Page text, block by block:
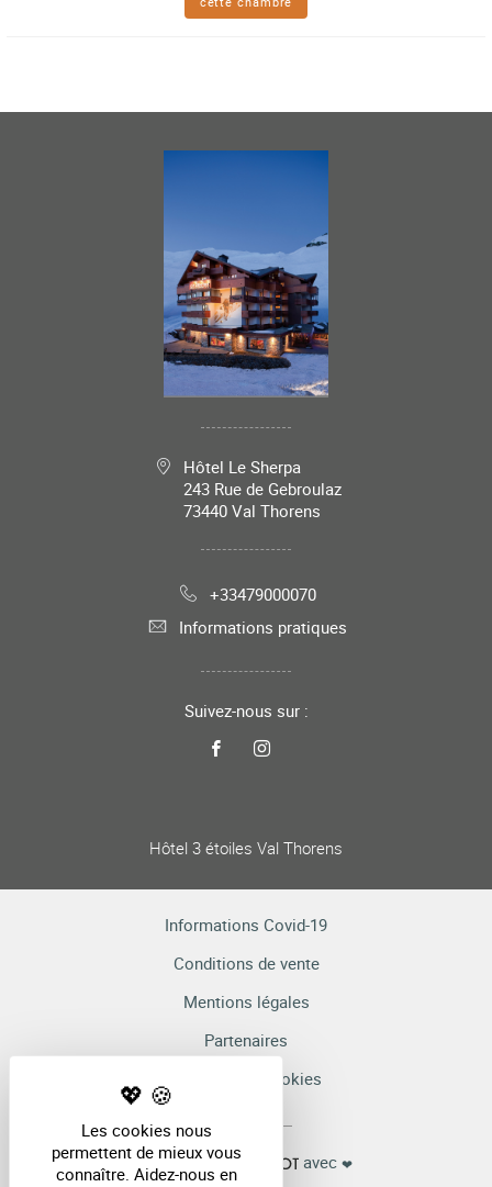
Hôtel Le Sherpa
243 Rue de Gebroulaz
73440 Val Thorens
+33479000070
Informations pratiques
Suivez-nous sur :
Hôtel 3 étoiles Val Thorens
Informations Covid-19
Conditions de vente
Mentions légales
Partenaires
Gestion des cookies
Réalisé par avec ❤
Les cookies nous
permettent de mieux vous
connaître. Aidez-nous en